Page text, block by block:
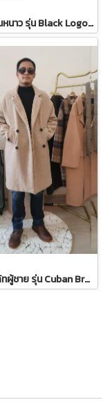
เช่าเสื้อกันหนาว รุ่น Black Logo Patch Bomber Jacket WINTERCLOTHFA0298
เช่าเสื้อโค้ทผู้ชาย รุ่น Cuban Brown Sand Double Breasted Coat 2107GCL1133FABR1